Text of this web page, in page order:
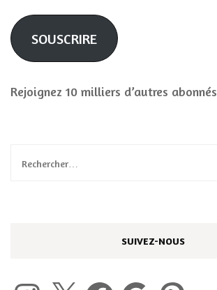
mail
SOUSCRIRE
Rejoignez 10 milliers d’autres abonnés
Rechercher :
SUIVEZ-NOUS
Instagram Facebook Google Pinterest